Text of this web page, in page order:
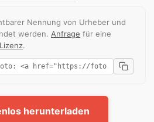
Nennung von Urheber und
werden. Anfrage für eine
Lizenz.
herunterladen